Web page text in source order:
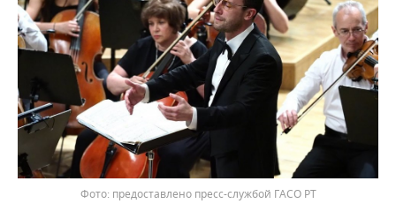
предоставлено пресс-службой ГАСО РТ